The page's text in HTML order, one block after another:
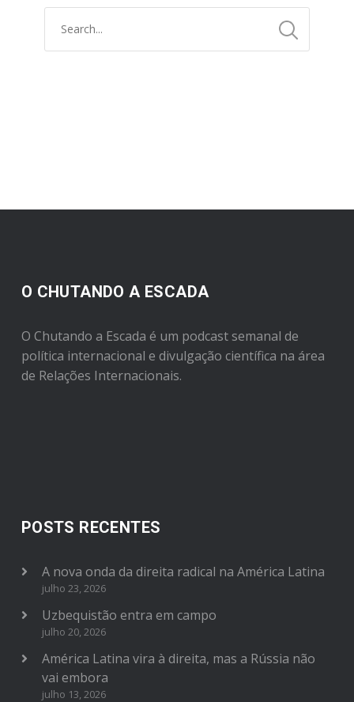
O CHUTANDO A ESCADA
O Chutando a Escada é um podcast semanal de
política internacional e divulgação científica na área
de Relações Internacionais.
POSTS RECENTES
A nova onda da direita radical na América Latina
julho 23, 2026
Uzbequistão entra em campo
julho 20, 2026
América Latina vira à direita, mas a Rússia não
vai embora
julho 13, 2026